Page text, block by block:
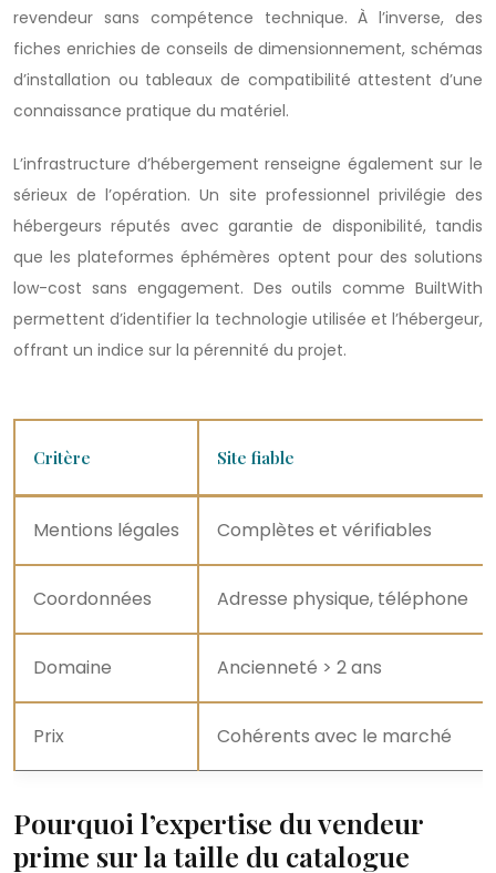
revendeur sans compétence technique. À l’inverse, des
fiches enrichies de conseils de dimensionnement, schémas
d’installation ou tableaux de compatibilité attestent d’une
connaissance pratique du matériel.
L’infrastructure d’hébergement renseigne également sur le
sérieux de l’opération. Un site professionnel privilégie des
hébergeurs réputés avec garantie de disponibilité, tandis
que les plateformes éphémères optent pour des solutions
low-cost sans engagement. Des outils comme BuiltWith
permettent d’identifier la technologie utilisée et l’hébergeur,
offrant un indice sur la pérennité du projet.
Critère Site fiable
Mentions légales Complètes et vérifiables
Coordonnées Adresse physique, téléphone
Domaine Ancienneté > 2 ans
Prix Cohérents avec le marché
Pourquoi l’expertise du vendeur
prime sur la taille du catalogue